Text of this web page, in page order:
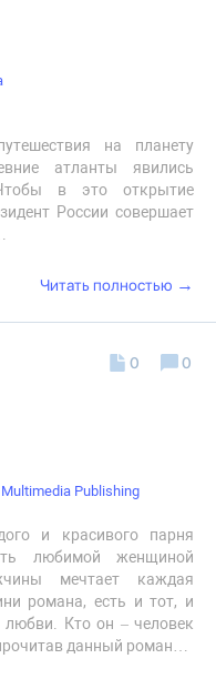
на планету
атланты явились
Чтобы в это открытие
России совершает
Читать полностью →
Publishing
и красивого парня
любимой женщиной
мечтает каждая
романа, есть и тот, и
любви. Кто он – человек
данный роман…
0 0